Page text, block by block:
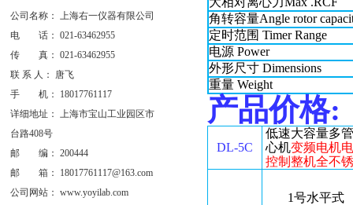
公司名称： 上海右一仪器有限公司
电 话： 021-63462955
传 真： 021-63462955
联 系 人： 唐飞
手 机： 18017761117
详细地址： 上海市宝山工业园区市
台路408号
邮 编： 200444
邮 箱：
18017761117@163.com
公司网站： www.yoyilab.com
角转容量Angle rotor
定时范围 Timer Range
电源 Power
外形尺寸 Dimensions
重量 Weight
产品价格:
DL-5C
低速大容量多
心机变频电机
控制 整机全不
1号水平式